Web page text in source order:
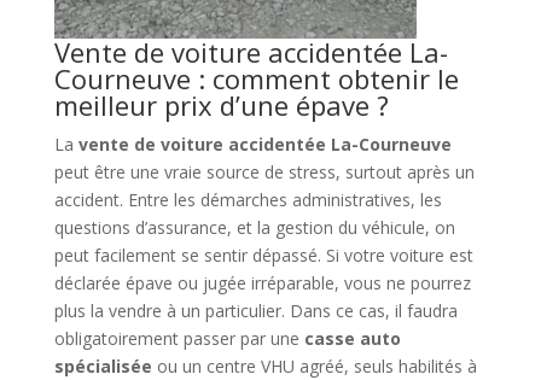
Vente de voiture accidentée La-
Courneuve : comment obtenir le
meilleur prix d’une épave ?
La vente de voiture accidentée La-Courneuve
peut être une vraie source de stress, surtout après un
accident. Entre les démarches administratives, les
questions d’assurance, et la gestion du véhicule, on
peut facilement se sentir dépassé. Si votre voiture est
déclarée épave ou jugée irréparable, vous ne pourrez
plus la vendre à un particulier. Dans ce cas, il faudra
obligatoirement passer par une casse auto
spécialisée ou un centre VHU agréé, seuls habilités à